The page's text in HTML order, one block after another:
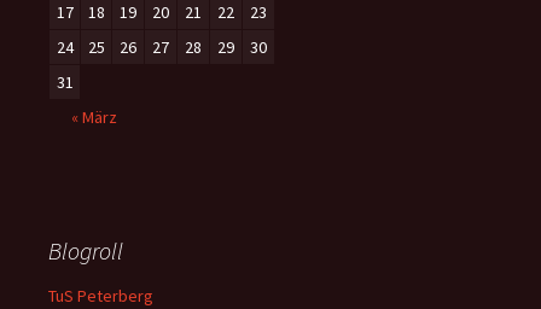
17
18 19 20 21 22
23
24
25 26 27 28 29
30
31
« März
Blogroll
TuS Peterberg